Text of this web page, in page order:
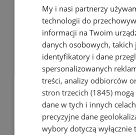
My i nasi partnerzy
technologii do
informacji na Twoim
danych osobowych,
identyfikatory i dane
spersonalizowanych
treści, analizy odbiorców
stron trzecich (1845)mogą
dane w tych i innych
precyzyjne dane
wybory dotyczą